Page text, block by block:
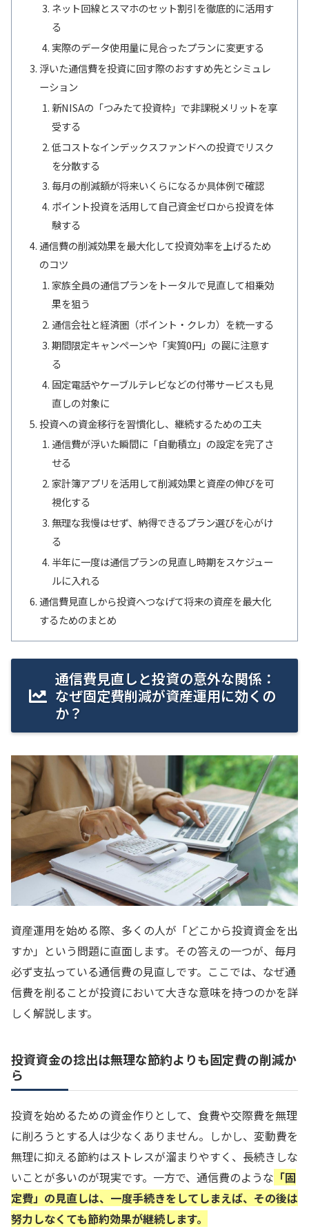
ネット回線とスマホのセット割引を徹底的に活用す
る
実際のデータ使用量に見合ったプランに変更する
浮いた通信費を投資に回す際のおすすめ先とシミュレ
ーション
新NISAの「つみたて投資枠」で非課税メリットを享
受する
低コストなインデックスファンドへの投資でリスク
を分散する
毎月の削減額が将来いくらになるか具体例で確認
ポイント投資を活用して自己資金ゼロから投資を体
験する
通信費の削減効果を最大化して投資効率を上げるため
のコツ
家族全員の通信プランをトータルで見直して相乗効
果を狙う
通信会社と経済圏（ポイント・クレカ）を統一する
期間限定キャンペーンや「実質0円」の罠に注意す
る
固定電話やケーブルテレビなどの付帯サービスも見
直しの対象に
投資への資金移行を習慣化し、継続するための工夫
通信費が浮いた瞬間に「自動積立」の設定を完了さ
せる
家計簿アプリを活用して削減効果と資産の伸びを可
視化する
無理な我慢はせず、納得できるプラン選びを心がけ
る
半年に一度は通信プランの見直し時期をスケジュー
ルに入れる
通信費見直しから投資へつなげて将来の資産を最大化
するためのまとめ
通信費見直しと投資の意外な関係：
なぜ固定費削減が資産運用に効くの
か？
資産運用を始める際、多くの人が「どこから投資資金を出
すか」という問題に直面します。その答えの一つが、毎月
必ず支払っている通信費の見直しです。ここでは、なぜ通
信費を削ることが投資において大きな意味を持つのかを詳
しく解説します。
投資資金の捻出は無理な節約よりも固定費の削減か
ら
投資を始めるための資金作りとして、食費や交際費を無理
に削ろうとする人は少なくありません。しかし、変動費を
無理に抑える節約はストレスが溜まりやすく、長続きしな
いことが多いのが現実です。一方で、通信費のような 「固
定費」の見直しは、一度手続きをしてしまえば、その後は
努力しなくても節約効果が継続します。